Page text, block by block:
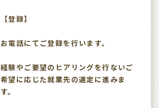
【登録】
お電話にてご登録を行います。
経験やご要望のヒアリングを行ないご
希望に応じた就業先の選定に進みま
す。